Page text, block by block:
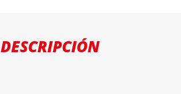
DESCRIPCIÓN